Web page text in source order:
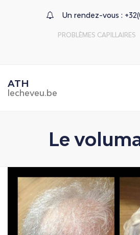
Un rendez-vous :
PROBLÈMES CAPILLAIRES
ATH
lecheveu.be
Le